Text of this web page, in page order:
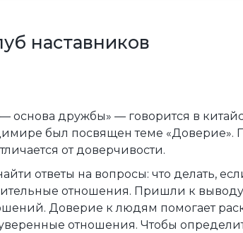
наставников
основа дружбы» — говорится в
был посвящен теме «Доверие».
от доверчивости.
ответы на вопросы: что делать,
отношения. Пришли к
Доверие к людям помогает
отношения. Чтобы